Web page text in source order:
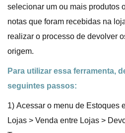
selecionar um ou mais produtos
notas que foram recebidas na
realizar o processo de devolver
origem.
Para utilizar essa ferramenta,
seguintes passos:
1) Acessar o menu de Estoques
Lojas > Venda entre Lojas >